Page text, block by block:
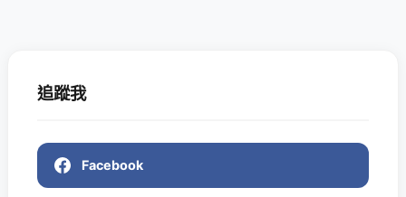
追蹤我
Facebook